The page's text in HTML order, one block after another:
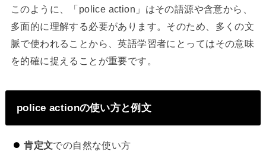
このように、「police action」はその語源や含意から、
多面的に理解する必要があります。そのため、多くの文
脈で使われることから、英語学習者にとってはその意味
を的確に捉えることが重要です。
police actionの使い方と例文
肯定文での自然な使い方